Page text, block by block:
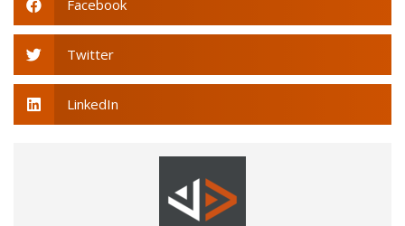
Facebook
Twitter
LinkedIn